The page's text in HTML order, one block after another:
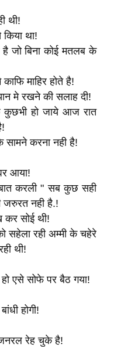
थी!
किया था!
जो बिना कोई मतलब के
माहिर होते है!
मे रखने की सलाह दी!
कुछभी हो जाये आज रात
सामने करना नही है!
आया!
करली " सब कुछ सही
जरुरत नही है.!
सोई थी!
सहेला रही अम्मी के चहेरे
थी!
एसे सोफे पर बैठ गया!
होगी!
रेह चुके है!